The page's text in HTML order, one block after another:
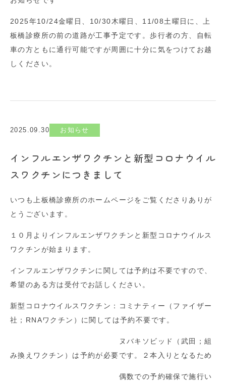
2025年10/24金曜日、10/30木曜日、11/08土曜日に、上
板橋診療所の前の道路が工事予定です。歩行者の方、自転
車の方ともに通行可能ですが周囲に十分に気をつけてお越
しください。
2025.09.30 お知らせ
インフルエンザワクチンと新型コロナウイル
スワクチンにつきまして
いつも上板橋診療所のホームページをご覧くださりありが
とうございます。
１０月よりインフルエンザワクチンと新型コロナウイルス
ワクチンが始まります。
インフルエンザワクチンに関しては予約は不要ですので、
希望のある方は受付でお話しください。
新型コロナウイルスワクチン：コミナティー（ファイザー
社；RNAワクチン）に関しては予約不要です。
ヌバキソビッド（武田；組
み換えワクチン）は予約が必要です。２本入りとなるため
偶数での予約確保で施行い